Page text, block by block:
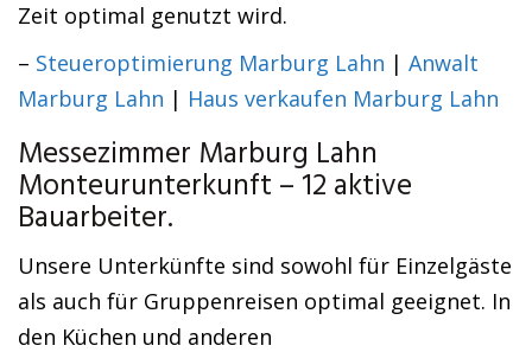
Zeit optimal genutzt wird.
– Steueroptimierung Marburg Lahn | Anwalt
Marburg Lahn | Haus verkaufen Marburg Lahn
Messezimmer Marburg Lahn
Monteurunterkunft – 12 aktive
Bauarbeiter.
Unsere Unterkünfte sind sowohl für Einzelgäste
als auch für Gruppenreisen optimal geeignet. In
den Küchen und anderen